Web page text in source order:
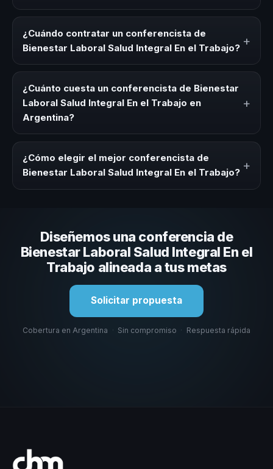
Trabajo es un experto que comparte conocimiento,
estrategias y experiencias sobre este tema en eventos
corporativos, convenciones y seminarios. Su objetivo es
generar reflexión, inspiración y herramientas aplicables
¿Cuándo contratar un conferencista de
Bienestar Laboral Salud Integral En el Trabajo? +
Salud Integral En el Trabajo para kick-offs, convenciones
anuales, programas de desarrollo, eventos de integración
o cuando tu organización necesita impulsar un cambio
cultural relacionado con esta temática.
¿Cuánto cuesta un conferencista de Bienestar
Laboral Salud Integral En el Trabajo en
Argentina?
+
modalidad y la duración del evento. En CHM Argentina
ofrecemos asesoría inicial y propuesta consultiva
¿Cómo elegir el mejor conferencista de
Bienestar Laboral Salud Integral En el Trabajo? +
organización. En CHM Argentina te ayudamos a hacer
esa selección.
Diseñemos una conferencia de
Bienestar Laboral Salud Integral En el
Trabajo alineada a tus metas
Solicitar propuesta
Cobertura en Argentina · Sin compromiso · Respuesta rápida